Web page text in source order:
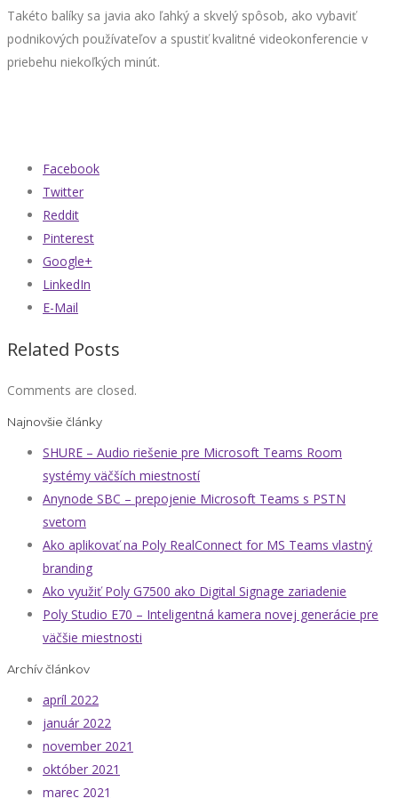
Takéto balíky sa javia ako ľahký a skvelý spôsob, ako vybaviť
podnikových používateľov a spustiť kvalitné videokonferencie v
priebehu niekoľkých minút.
Facebook
Twitter
Reddit
Pinterest
Google+
LinkedIn
E-Mail
Related Posts
Comments are closed.
Najnovšie články
SHURE – Audio riešenie pre Microsoft Teams Room
systémy väčších miestností
Anynode SBC – prepojenie Microsoft Teams s PSTN
svetom
Ako aplikovať na Poly RealConnect for MS Teams vlastný
branding
Ako využiť Poly G7500 ako Digital Signage zariadenie
Poly Studio E70 – Inteligentná kamera novej generácie pre
väčšie miestnosti
Archív článkov
apríl 2022
január 2022
november 2021
október 2021
marec 2021